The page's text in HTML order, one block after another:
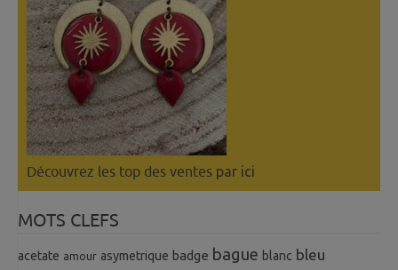
Découvrez les top des ventes par ici
MOTS CLEFS
acetate amour asymetrique badge bague blanc bleu